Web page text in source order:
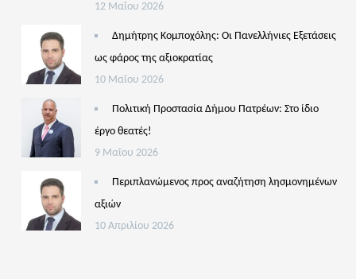
12 Μαΐου 2026
Δημήτρης Κομποχόλης: Οι Πανελλήνιες Εξετάσεις
ως φάρος της αξιοκρατίας
10 Μαΐου 2026
Πολιτική Προστασία Δήμου Πατρέων: Στο ίδιο
έργο θεατές!
9 Μαΐου 2026
Περιπλανώμενος προς αναζήτηση λησμονημένων
αξιών
10 Απριλίου 2026